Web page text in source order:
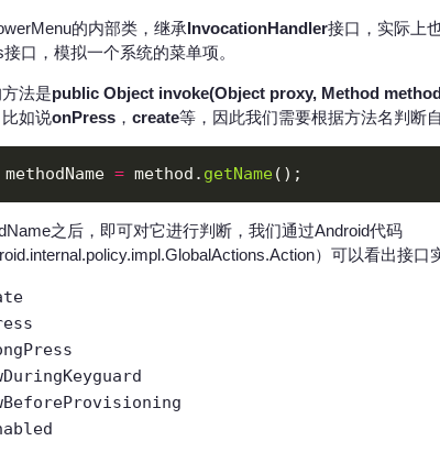
的内部类，继承InvocationHandler接口，实际上
口，模拟一个系统的菜单项。
法是public Object invoke(Object proxy, Method
如说onPress ， create等，因此我们需要根据方法名判断
= method. getName
之后，即可对它进行判断，我们通过Android代码
）可以看出接口